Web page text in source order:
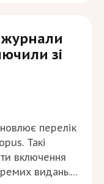
журнали
зі
перелік
Такі
включення
видань.